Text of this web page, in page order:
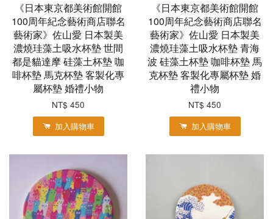
《日本東京都美術館開館
100周年紀念藝術商店聯名
藝術家》佐山愛 日本製美
濃燒珪藻土吸水杯墊 世間
都是貓達摩 硅藻土杯墊 咖
啡杯墊 馬克杯墊 客製化專
屬杯墊 婚禮小物
NT$ 450
加入購物車
《日本東京都美術館開館
100周年紀念藝術商店聯名
藝術家》佐山愛 日本製美
濃燒珪藻土吸水杯墊 青海
波 硅藻土杯墊 咖啡杯墊 馬
克杯墊 客製化專屬杯墊 婚
禮小物
NT$ 450
加入購物車